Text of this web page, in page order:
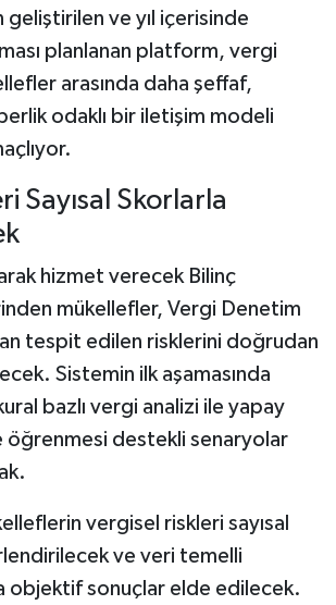
geliştirilen ve yıl içerisinde
planlanan platform, vergi
arasında daha şeffaf,
odaklı bir iletişim modeli
Sayısal Skorlarla
hizmet verecek Bilinç
mükellefler, Vergi Denetim
tespit edilen risklerini doğrudan
Sistemin ilk aşamasında
bazlı vergi analizi ile yapay
öğrenmesi destekli senaryolar
vergisel riskleri sayısal
ve veri temelli
objektif sonuçlar elde edilecek.